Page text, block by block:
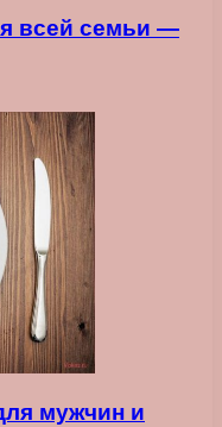
всей семьи —
мужчин и